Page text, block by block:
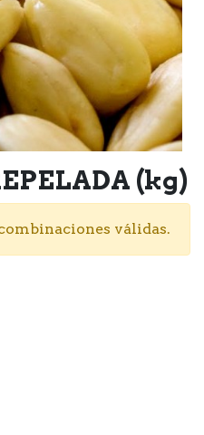
(kg)
válidas.